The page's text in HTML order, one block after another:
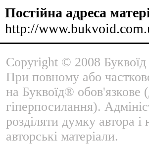
Постійна адреса
http://
Copyright © 2008 Буквоїд
При повному або
на Буквоїд® обов'язкове
гіперпосилання).
розділяти думку автора і
авторські матеріали.